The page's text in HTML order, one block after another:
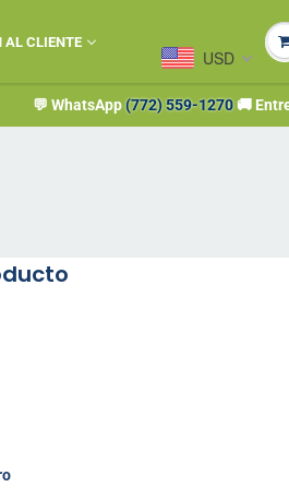
AL CLIENTE
USD
WhatsApp(772) 559-1270🚚 Entregas en